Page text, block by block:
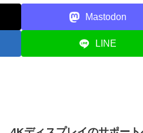
Mastodon
LINE